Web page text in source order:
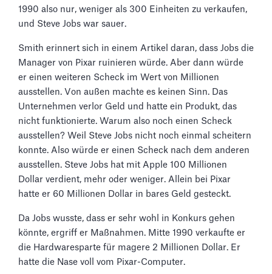
1990 also nur, weniger als 300 Einheiten zu verkaufen,
und Steve Jobs war sauer.
Smith erinnert sich in einem Artikel daran, dass Jobs die
Manager von Pixar ruinieren würde. Aber dann würde
er einen weiteren Scheck im Wert von Millionen
ausstellen. Von außen machte es keinen Sinn. Das
Unternehmen verlor Geld und hatte ein Produkt, das
nicht funktionierte. Warum also noch einen Scheck
ausstellen? Weil Steve Jobs nicht noch einmal scheitern
konnte. Also würde er einen Scheck nach dem anderen
ausstellen. Steve Jobs hat mit Apple 100 Millionen
Dollar verdient, mehr oder weniger. Allein bei Pixar
hatte er 60 Millionen Dollar in bares Geld gesteckt.
Da Jobs wusste, dass er sehr wohl in Konkurs gehen
könnte, ergriff er Maßnahmen. Mitte 1990 verkaufte er
die Hardwaresparte für magere 2 Millionen Dollar. Er
hatte die Nase voll vom Pixar-Computer.